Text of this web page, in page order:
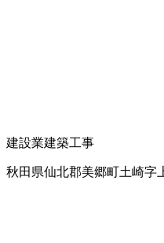
建設業建築工事
秋田県仙北郡美郷町土崎字